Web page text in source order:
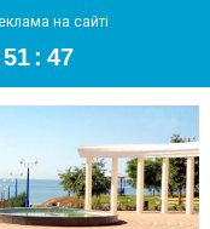
на сайті
51 : 47
Южный